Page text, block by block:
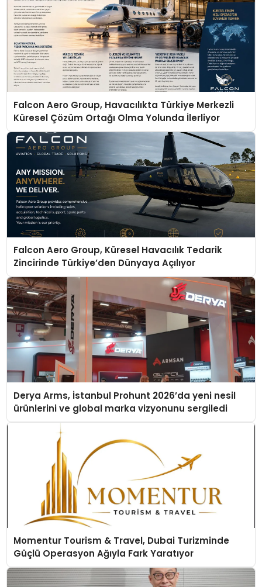
Falcon Aero Group, Havacılıkta Türkiye Merkezli
Küresel Çözüm Ortağı Olma Yolunda İlerliyor
Falcon Aero Group, Küresel Havacılık Tedarik
Zincirinde Türkiye’den Dünyaya Açılıyor
Derya Arms, İstanbul Prohunt 2026’da yeni nesil
ürünlerini ve global marka vizyonunu sergiledi
Momentur Tourism & Travel, Dubai Turizminde
Güçlü Operasyon Ağıyla Fark Yaratıyor